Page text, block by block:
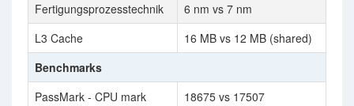
Fertigungsprozesstechnik
6 nm vs 7 nm
L3 Cache
16 MB vs 12 MB (shared)
Benchmarks
PassMark - CPU mark
18675 vs 17507